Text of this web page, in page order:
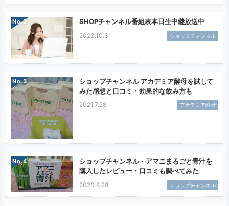
No. SHOPチャンネル番組表本日生中継放送中
2023.10.31 ショップチャンネル
No.
ショップチャンネル アカデミア酵母を試して
みた感想と口コミ・効果的な飲み方も
2021.7.28 アカデミア酵母
No.
ショップチャンネル・アマニまるごと青汁を
購入したレビュー・口コミも調べてみた
2020.8.28 ショップチャンネル